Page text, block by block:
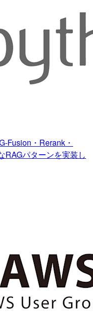
Fusion・Rerank・
RAGパターンを実装し